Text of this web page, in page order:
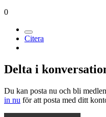
0
Citera
Delta i
Du kan posta nu och bli
in nu för att posta med ditt